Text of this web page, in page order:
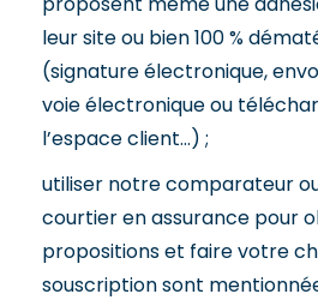
leur site ou bien 100 %
(signature électronique,
voie électronique ou
l’espace client…) ;
utiliser notre comparateur
courtier en assurance pour
propositions et faire votre
souscription sont